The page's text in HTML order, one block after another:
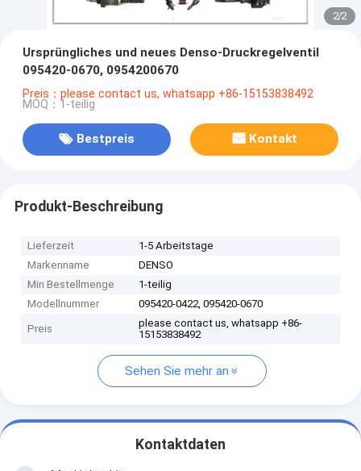
2/2
Ursprüngliches und neues Denso-Druckregelventil
095420-0670, 0954200670
Preis：please contact us, whatsapp +86-15153838492
MOQ：1-teilig
Bestpreis Kontakt
Produkt-Beschreibung
Lieferzeit
1-5 Arbeitstage
Markenname
DENSO
Min Bestellmenge
1-teilig
Modellnummer
095420-0422, 095420-0670
Preis
please contact us, whatsapp +86-
15153838492
Sehen Sie mehr an
Kontaktdaten